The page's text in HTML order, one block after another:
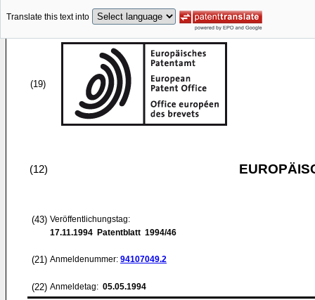
Translate this text into
(19)
(12)
(43) Veröffentlichungstag:
17.11.1994 Patentblatt 1994/46
(21) Anmeldenummer: 94107049.2
(22) Anmeldetag: 05.05.1994